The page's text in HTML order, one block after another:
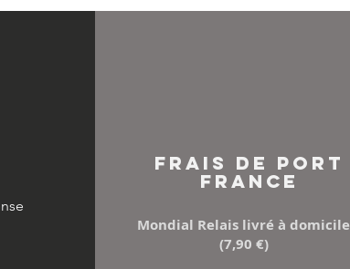
FRAIS DE PORT
FRANCE
Mondial Relais livré à domicile
(7,90 €)